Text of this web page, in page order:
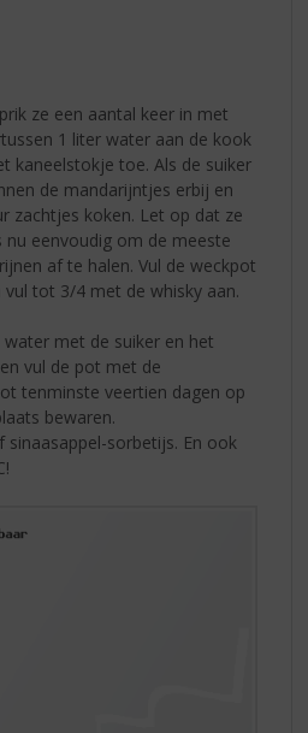
ze een aantal keer in met
1 liter water aan de kook
kaneelstokje toe. Als de suiker
de mandarijntjes erbij en
zachtjes koken. Let op dat ze
nu eenvoudig om de meeste
af te halen. Vul de weckpot
tot 3/4 met de whisky aan.
met de suiker en het
vul de pot met de
tenminste veertien dagen op
bewaren.
sinaasappel-sorbetijs. En ook